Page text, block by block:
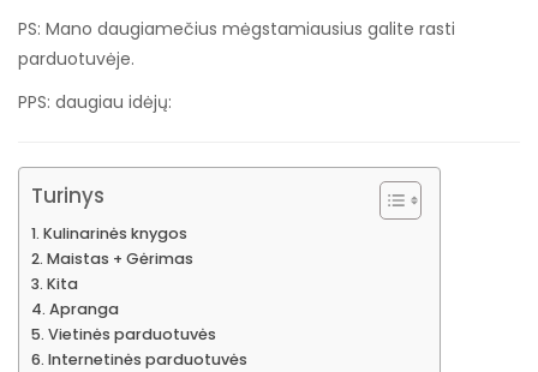
PS: Mano daugiamečius mėgstamiausius galite rasti
parduotuvėje.
PPS: daugiau idėjų:
Turinys
Kulinarinės knygos
Maistas + Gėrimas
Kita
Apranga
Vietinės parduotuvės
Internetinės parduotuvės